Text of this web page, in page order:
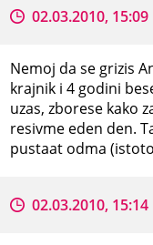
02.03.2010, 15:09
Nemoj da se grizis
krajnik i 4 godini
uzas, zborese kako
resivme eden den.
pustaat odma
02.03.2010, 15:14